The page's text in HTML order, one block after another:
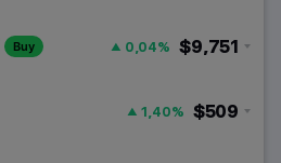
Buy $9,751
0,04%
$509
1,40%